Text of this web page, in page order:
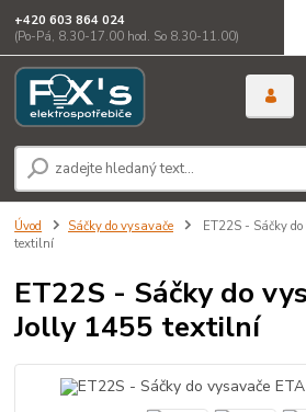
+420 603 864 024
(Po-Pá, 8.30-17.00 hod. So 8.30-11.00)
Úvod Sáčky do vysavače
ET22S - Sáčky
textilní
ET22S - Sáčky do
Jolly 1455 textilní